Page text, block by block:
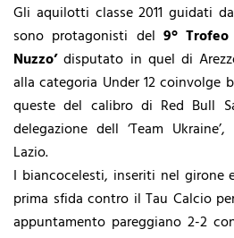
Gli aquilotti classe 2011 guidati
sono protagonisti del 9° Trofeo
Nuzzo’disputato in quel di
alla categoria Under 12 coinvolge
queste del calibro di Red Bull
delegazione dell ‘Team
Lazio.
I biancocelesti, inseriti nel girone
prima sfida contro il Tau Calcio
appuntamento pareggiano 2-2